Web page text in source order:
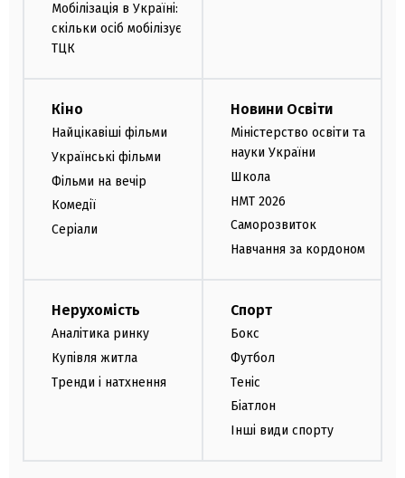
Мобілізація в Україні:
скільки осіб мобілізує
ТЦК
Кіно
Найцікавіші фільми
Українські фільми
Фільми на вечір
Комедії
Серіали
Новини Освіти
Міністерство освіти та
науки України
Школа
НМТ 2026
Саморозвиток
Навчання за кордоном
Нерухомість
Аналітика ринку
Купівля житла
Тренди і натхнення
Спорт
Бокс
Футбол
Теніс
Біатлон
Інші види спорту